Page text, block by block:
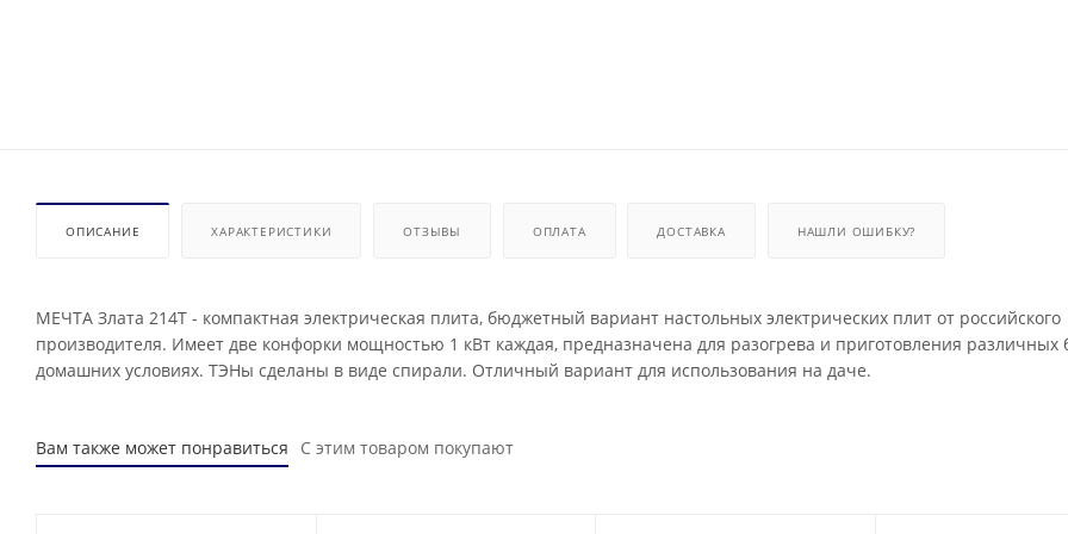
ОПИСАНИЕ ХАРАКТЕРИСТИКИ ОТЗЫВЫ ОПЛАТА ДОСТАВКА НАШЛИ ОШИБКУ?
МЕЧТА Злата 214Т - компактная электрическая плита, бюджетный вариант настольных электрических плит от российского
производителя. Имеет две конфорки мощностью 1 кВт каждая, предназначена для разогрева и приготовления различных
домашних условиях. ТЭНы сделаны в виде спирали. Отличный вариант для использования на даче.
Вам также может понравиться С этим товаром покупают